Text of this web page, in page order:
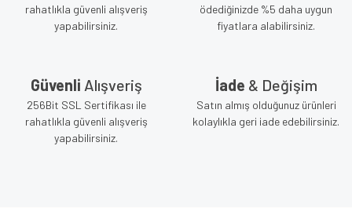
rahatlıkla güvenli alışveriş
yapabilirsiniz.
ödediğinizde %5 daha uygun
fiyatlara alabilirsiniz.
Güvenli Alışveriş
256Bit SSL Sertifikası ile
rahatlıkla güvenli alışveriş
yapabilirsiniz.
İade & Değişim
Satın almış olduğunuz ürünleri
kolaylıkla geri iade edebilirsiniz.